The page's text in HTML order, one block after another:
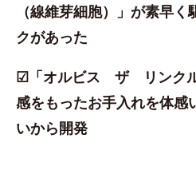
（線維芽細胞）」が素早
クがあった
☑「オルビス ザ リンクル
感をもったお手入れを体感
いから開発